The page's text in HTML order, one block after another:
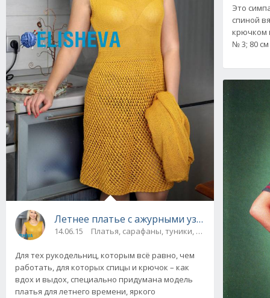
Летнее платье с ажурными узором и
14.06.15 Платья, сарафаны, туники, юбки
Для тех рукодельниц, которым всё равно, чем
работать, для которых спицы и крючок – как
вдох и выдох, специально придумана модель
платья для летнего времени, яркого
Это
спиной
крючком
№ 3; 80